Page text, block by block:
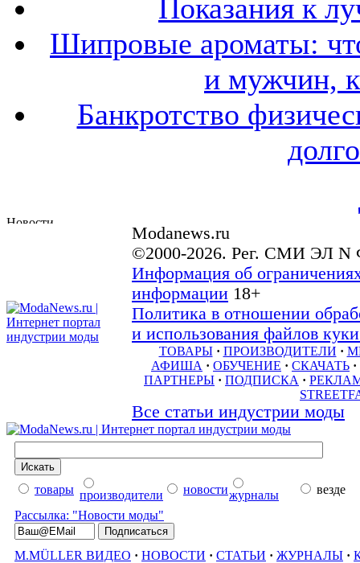
Показания к
Шипровые ароматы:
и мужчин,
Банкротство
Modanews.ru
©2000-2026. Рег. СМИ ЭЛ N
Информация об
информации 18+
Политика в отношении
и использования файлов
ТОВАРЫ · ПРОИЗВОДИТЕЛИ ·
АФИША · ОБУЧЕНИЕ · СКАЧАТЬ ·
ПАРТНЕРЫ · ПОДПИСКА ·
Все статьи индустрии моды
товары производители новостижурналы
везде
Рассылка: "Новости моды"
M.MÜLLER ВИДЕО · НОВОСТИ · СТАТЬИ · ЖУРНАЛЫ ·